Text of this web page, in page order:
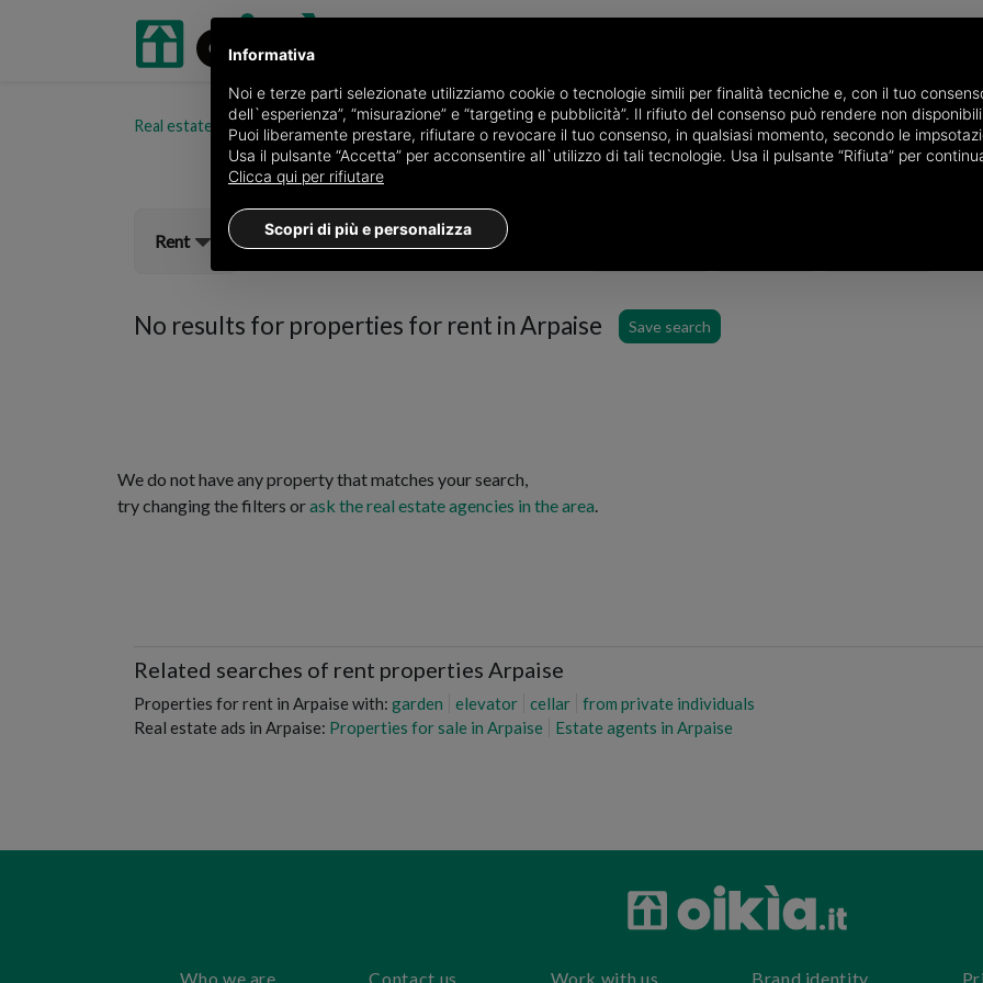
Real estate portal oikia.it Properties for rent in the province of Benevento Properties for rent in Arpaise
Rent
No results for properties for rent in Arpaise Save search
We do not have any property that matches your search,
try changing the filters orask the real estate agencies in the area.
Related searches of rent properties Arpaise
Properties for rent in Arpaise with: garden elevator cellar
from private individuals
Real estate ads in Arpaise: Properties for sale in Arpaise Estate agents in Arpaise
Who we are Contact us Work with us Brand identity
Informativa
Noi e terze parti selezionate utilizziamo cookie o tecnologie simili per finalità tecniche e, con il tuo
dell`esperienza”, “misurazione” e “targeting e pubblicità”. Il rifiuto del consenso può rendere non
Puoi liberamente prestare, rifiutare o revocare il tuo consenso, in qualsiasi momento, secondo le
Usa il pulsante “Accetta” per acconsentire all`utilizzo di tali tecnologie. Usa il pulsante “Rifiuta” per
Clicca qui per rifiutare
Scopri di più e personalizza